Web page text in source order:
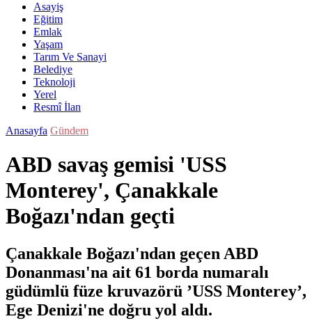
Asayiş
Eğitim
Emlak
Yaşam
Tarım Ve Sanayi
Belediye
Teknoloji
Yerel
Resmî İlan
Anasayfa Gündem
ABD savaş gemisi 'USS
Monterey', Çanakkale
Boğazı'ndan geçti
Çanakkale Boğazı'ndan geçen ABD
Donanması'na ait 61 borda numaralı
güdümlü füze kruvazörü ’USS Monterey’,
Ege Denizi'ne doğru yol aldı.